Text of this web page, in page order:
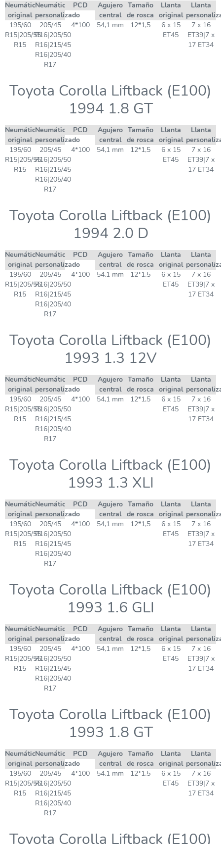
Neumático
original
Neumático
personalizado
PCD
Agujero
central
Tamaño
de rosca
Llanta
original
Llanta
195/60
R15|205/55
R15
205/45
R16|205/50
R16|215/45
R16|205/40
R17
4*100 54,1 mm 12*1,5
6 x 15
ET45
7 x 16
ET39|7 x
17 ET34
Toyota Corolla Liftback (E100)
1994 1.8 GT
Neumático
original
Neumático
personalizado
PCD
Agujero
central
Tamaño
de rosca
Llanta
original
Llanta
195/60
R15|205/55
R15
205/45
R16|205/50
R16|215/45
R16|205/40
R17
4*100 54,1 mm 12*1,5
6 x 15
ET45
7 x 16
ET39|7 x
17 ET34
Toyota Corolla Liftback (E100)
1994 2.0 D
Neumático
original
Neumático
personalizado
PCD
Agujero
central
Tamaño
de rosca
Llanta
original
Llanta
195/60
R15|205/55
R15
205/45
R16|205/50
R16|215/45
R16|205/40
R17
4*100 54,1 mm 12*1,5
6 x 15
ET45
7 x 16
ET39|7 x
17 ET34
Toyota Corolla Liftback (E100)
1993 1.3 12V
Neumático
original
Neumático
personalizado
PCD
Agujero
central
Tamaño
de rosca
Llanta
original
Llanta
195/60
R15|205/55
R15
205/45
R16|205/50
R16|215/45
R16|205/40
R17
4*100 54,1 mm 12*1,5
6 x 15
ET45
7 x 16
ET39|7 x
17 ET34
Toyota Corolla Liftback (E100)
1993 1.3 XLI
Neumático
original
Neumático
personalizado
PCD
Agujero
central
Tamaño
de rosca
Llanta
original
Llanta
195/60
R15|205/55
R15
205/45
R16|205/50
R16|215/45
R16|205/40
R17
4*100 54,1 mm 12*1,5
6 x 15
ET45
7 x 16
ET39|7 x
17 ET34
Toyota Corolla Liftback (E100)
1993 1.6 GLI
Neumático
original
Neumático
personalizado
PCD
Agujero
central
Tamaño
de rosca
Llanta
original
Llanta
195/60
R15|205/55
R15
205/45
R16|205/50
R16|215/45
R16|205/40
R17
4*100 54,1 mm 12*1,5
6 x 15
ET45
7 x 16
ET39|7 x
17 ET34
Toyota Corolla Liftback (E100)
1993 1.8 GT
Neumático
original
Neumático
personalizado
PCD
Agujero
central
Tamaño
de rosca
Llanta
original
Llanta
195/60
R15|205/55
R15
205/45
R16|205/50
R16|215/45
R16|205/40
R17
4*100 54,1 mm 12*1,5
6 x 15
ET45
7 x 16
ET39|7 x
17 ET34
Toyota Corolla Liftback (E100)